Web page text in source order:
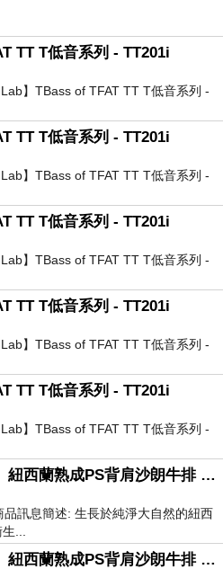
TT T低音系列 - TT201i
】TBass of TFAT TT T低音系列 -
TT T低音系列 - TT201i
】TBass of TFAT TT T低音系列 -
TT T低音系列 - TT201i
】TBass of TFAT TT T低音系列 -
TT T低音系列 - TT201i
】TBass of TFAT TT T低音系列 -
TT T低音系列 - TT201i
】TBass of TFAT TT T低音系列 -
任選冷凍真空【台北濱江】紐西蘭熟成PS背肩沙朗牛排 300g片(2片裝)
訊息簡述: 生長於純淨大自然的紐西
...
任選冷凍真空【台北濱江】紐西蘭熟成PS背肩沙朗牛排 300g片(2片裝)